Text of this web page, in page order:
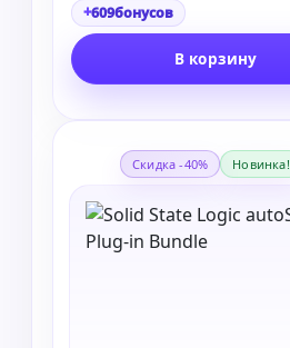
+609бонусов
В корзину
Скидка -40% Новинка!